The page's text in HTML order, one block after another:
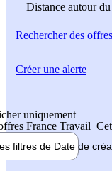
Distance autour
Rechercherdes offres
uniquement
France Travail
filtres de Date de
Créer une alerte